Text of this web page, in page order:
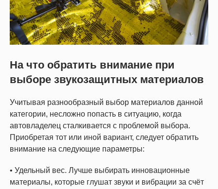
На что обратить внимание при
выборе звукозащитных материалов
Учитывая разнообразный выбор материалов данной
категории, несложно попасть в ситуацию, когда
автовладелец сталкивается с проблемой выбора.
Приобретая тот или иной вариант, следует обратить
внимание на следующие параметры:
• Удельный вес. Лучше выбирать инновационные
материалы, которые глушат звуки и вибрации за счёт